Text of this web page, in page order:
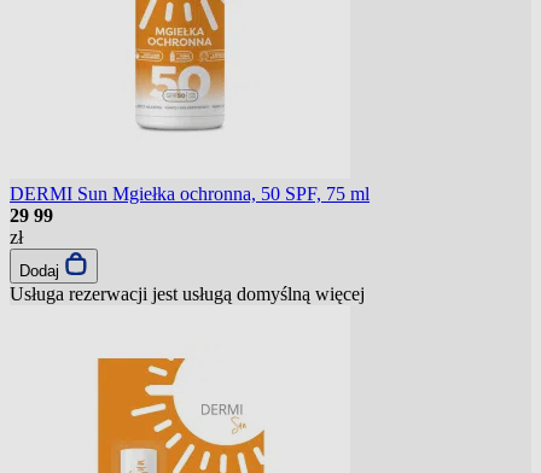
DERMI Sun Mgiełka ochronna, 50 SPF, 75 ml
29 99
zł
Dodaj
Usługa rezerwacji jest usługą domyślną więcej